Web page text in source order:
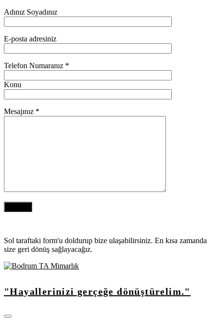
Adınız Soyadınız
E-posta adresiniz
Telefon Numaranız *
Konu
Mesajınız *
Sol taraftaki form'u doldurup bize ulaşabilirsiniz. En kısa zamanda
size geri dönüş sağlayacağız.
"Hayallerinizi gerçeğe dönüştürelim."